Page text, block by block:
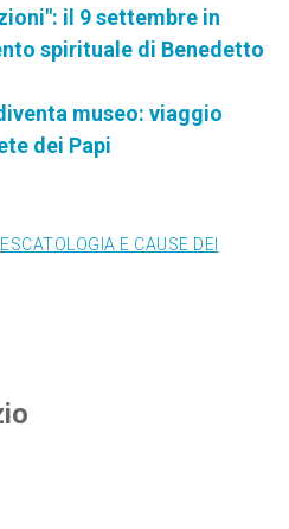
il 9 settembre in
spirituale di Benedetto
museo: viaggio
dei Papi
ESCATOLOGIA E CAUSE DEI